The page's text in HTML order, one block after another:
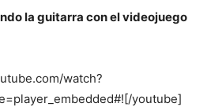
la guitarra con el videojuego
watch?
youtube]